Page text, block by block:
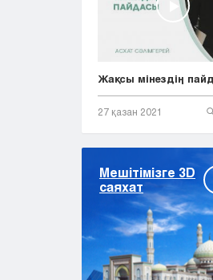
Жақсы мінездің
27 қазан 2021
Мешітімізге 3D
саяхат